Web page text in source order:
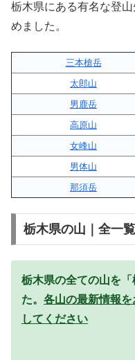
栃木県にある有名な登
めました。
三本槍岳
太郎山
男鹿岳
高原山
女峰山
男体山
那須岳
栃木県の山｜全一覧
栃木県の全ての山を
た。 各山の最新情報
してください